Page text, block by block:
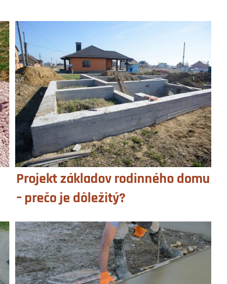
Projekt základov rodinného domu
– prečo je dôležitý?